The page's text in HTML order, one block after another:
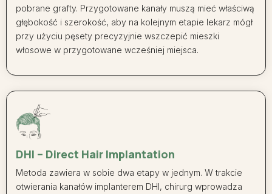
pobrane grafty. Przygotowane kanały muszą mieć właściwą
głębokość i szerokość, aby na kolejnym etapie lekarz mógł
przy użyciu pęsety precyzyjnie wszczepić mieszki
włosowe w przygotowane wcześniej miejsca.
DHI – Direct Hair Implantation
Metoda zawiera w sobie dwa etapy w jednym. W trakcie
otwierania kanałów implanterem DHI, chirurg wprowadza